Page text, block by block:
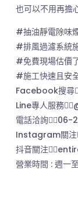
也可以不用再擔
#抽油靜電除味
#排風過濾系統
#免費現場估價
#施工快速且安
Facebook搜尋
Line專人服務
電話洽詢
Instagram關注
抖音關注
營業時間 : 週一